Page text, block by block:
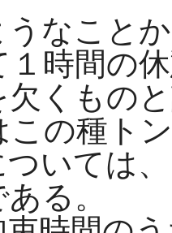
なこと
１時間の
くもの
この種ト
いては
る。